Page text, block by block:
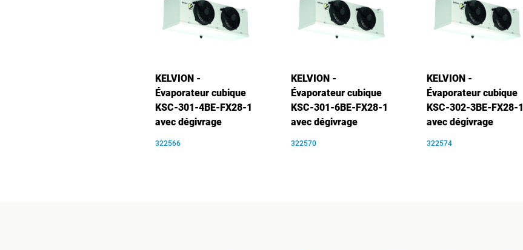
KELVION -
Évaporateur cubique
KSC-301-4BE-FX28-1
avec dégivrage
322566
KELVION -
Évaporateur cubique
KSC-301-6BE-FX28-1
avec dégivrage
322570
KELVION -
Évaporateur cubique
KSC-302-3BE-FX28-1
avec dégivrage
322574